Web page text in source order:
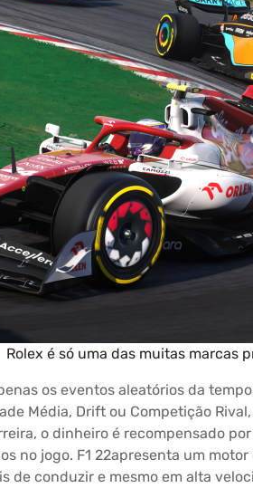
Rolex é só uma das muitas marcas
os eventos aleatórios da
Média, Drift ou Competição
o dinheiro é recompensado
no jogo. F1 22apresenta um
de conduzir e mesmo em alta